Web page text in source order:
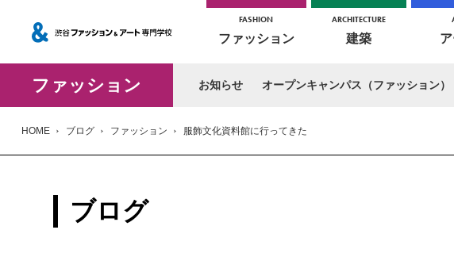
FASHION
ファッション
ARCHITECTURE
建築
ファッション お知らせ オープンキャンパス（ファッション）
HOME ブログ ファッション 服飾文化資料館に行ってきた
ブログ